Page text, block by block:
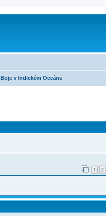
Boje v Indickém Oceánu
1 2